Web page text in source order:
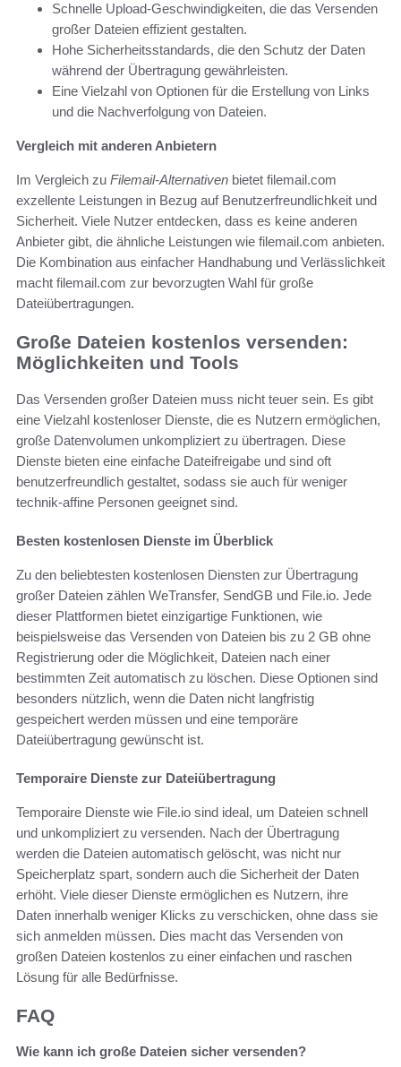
Schnelle Upload-Geschwindigkeiten, die das Versenden
großer Dateien effizient gestalten.
Hohe Sicherheitsstandards, die den Schutz der Daten
während der Übertragung gewährleisten.
Eine Vielzahl von Optionen für die Erstellung von Links
und die Nachverfolgung von Dateien.
Vergleich mit anderen Anbietern
Im Vergleich zu Filemail-Alternativen bietet filemail.com
exzellente Leistungen in Bezug auf Benutzerfreundlichkeit und
Sicherheit. Viele Nutzer entdecken, dass es keine anderen
Anbieter gibt, die ähnliche Leistungen wie filemail.com anbieten.
Die Kombination aus einfacher Handhabung und Verlässlichkeit
macht filemail.com zur bevorzugten Wahl für große
Dateiübertragungen.
Große Dateien kostenlos versenden:
Möglichkeiten und Tools
Das Versenden großer Dateien muss nicht teuer sein. Es gibt
eine Vielzahl kostenloser Dienste, die es Nutzern ermöglichen,
große Datenvolumen unkompliziert zu übertragen. Diese
Dienste bieten eine einfache Dateifreigabe und sind oft
benutzerfreundlich gestaltet, sodass sie auch für weniger
technik-affine Personen geeignet sind.
Besten kostenlosen Dienste im Überblick
Zu den beliebtesten kostenlosen Diensten zur Übertragung
großer Dateien zählen WeTransfer, SendGB und File.io. Jede
dieser Plattformen bietet einzigartige Funktionen, wie
beispielsweise das Versenden von Dateien bis zu 2 GB ohne
Registrierung oder die Möglichkeit, Dateien nach einer
bestimmten Zeit automatisch zu löschen. Diese Optionen sind
besonders nützlich, wenn die Daten nicht langfristig
gespeichert werden müssen und eine temporäre
Dateiübertragung gewünscht ist.
Temporaire Dienste zur Dateiübertragung
Temporaire Dienste wie File.io sind ideal, um Dateien schnell
und unkompliziert zu versenden. Nach der Übertragung
werden die Dateien automatisch gelöscht, was nicht nur
Speicherplatz spart, sondern auch die Sicherheit der Daten
erhöht. Viele dieser Dienste ermöglichen es Nutzern, ihre
Daten innerhalb weniger Klicks zu verschicken, ohne dass sie
sich anmelden müssen. Dies macht das Versenden von
großen Dateien kostenlos zu einer einfachen und raschen
Lösung für alle Bedürfnisse.
FAQ
Wie kann ich große Dateien sicher versenden?